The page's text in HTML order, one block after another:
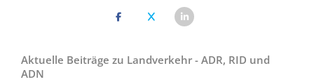
Aktuelle Beiträge zu Landverkehr - ADR, RID und
ADN